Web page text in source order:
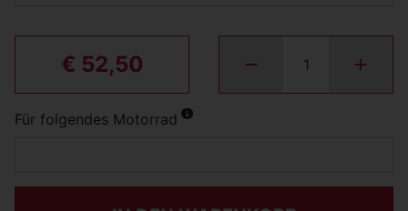
€ 52,50
Für folgendes Motorrad